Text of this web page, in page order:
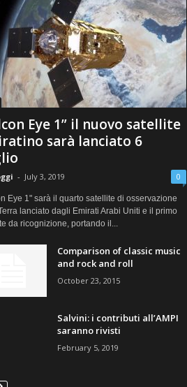
Eye 1” il nuovo satellite
sarà lanciato 6
- July 3, 2019 0
Eye 1" sarà il quarto satellite di osservazione
lanciato dagli Emirati Arabi Uniti e il primo
da ricognizione, portando il...
Comparison of classic music
and rock and roll
October 23, 2015
Salvini: i contributi all’AMPI
saranno rivisti
February 5, 2019